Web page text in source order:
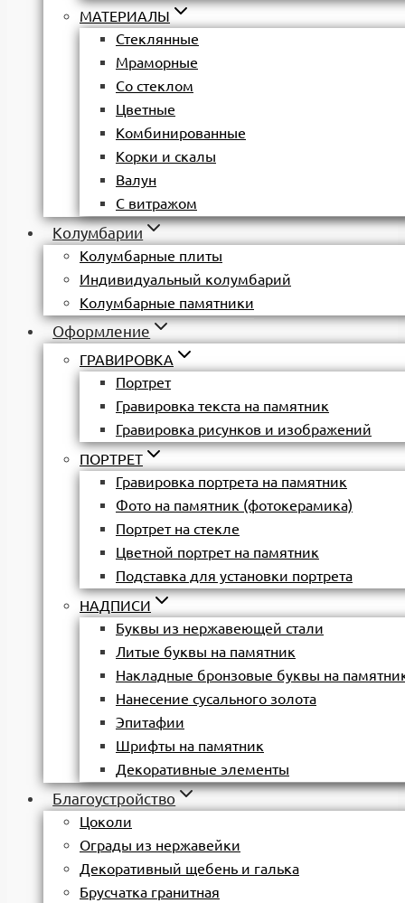
МАТЕРИАЛЫ
Стеклянные
Мраморные
Со стеклом
Цветные
Комбинированные
Корки и скалы
Валун
С витражом
Колумбарии
Колумбарные плиты
Индивидуальный колумбарий
Колумбарные памятники
Оформление
ГРАВИРОВКА
Портрет
Гравировка текста на памятник
Гравировка рисунков и изображений
ПОРТРЕТ
Гравировка портрета на памятник
Фото на памятник (фотокерамика)
Портрет на стекле
Цветной портрет на памятник
Подставка для установки портрета
НАДПИСИ
Буквы из нержавеющей стали
Литые буквы на памятник
Накладные бронзовые буквы на
Нанесение сусального золота
Эпитафии
Шрифты на памятник
Декоративные элементы
Благоустройство
Цоколи
Ограды из нержавейки
Декоративный щебень и галька
Брусчатка гранитная